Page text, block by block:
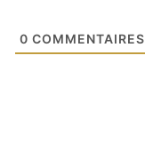
0 COMMENTAIRES